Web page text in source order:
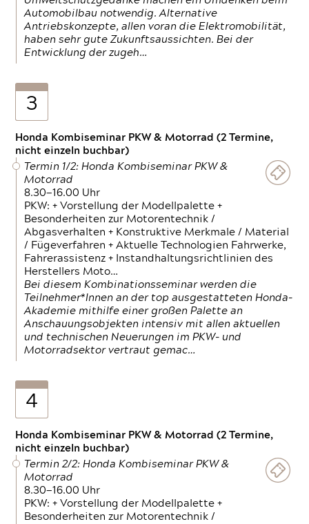
Automobilbau notwendig. Alternative
Antriebskonzepte, allen voran die Elektromobilität,
haben sehr gute Zukunftsaussichten. Bei der
Entwicklung der zugeh…
3
Honda Kombiseminar PKW & Motorrad (2 Termine,
nicht einzeln buchbar)
Termin 1/2: Honda Kombiseminar PKW &
Motorrad
8.30—16.00 Uhr
PKW: + Vorstellung der Modellpalette +
Besonderheiten zur Motorentechnik /
Abgasverhalten + Konstruktive Merkmale / Material
/ Fügeverfahren + Aktuelle Technologien Fahrwerke,
Fahrerassistenz + Instandhaltungsrichtlinien des
Herstellers Moto…
Bei diesem Kombinationsseminar werden die
Teilnehmer*Innen an der top ausgestatteten Honda-
Akademie mithilfe einer großen Palette an
Anschauungsobjekten intensiv mit allen aktuellen
und technischen Neuerungen im PKW- und
Motorradsektor vertraut gemac…
4
Honda Kombiseminar PKW & Motorrad (2 Termine,
nicht einzeln buchbar)
Termin 2/2: Honda Kombiseminar PKW &
Motorrad
8.30—16.00 Uhr
PKW: + Vorstellung der Modellpalette +
Besonderheiten zur Motorentechnik /